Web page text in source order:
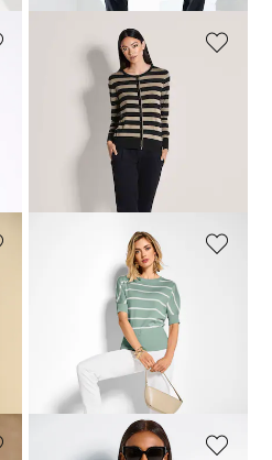
MADELEINE
Vest. Zuiver scheerwol
209,95 €
Trui. Puur katoen
119,95 €
+2 Kleuren